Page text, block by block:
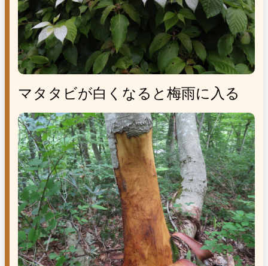
マタタビが白くなると梅雨に入る